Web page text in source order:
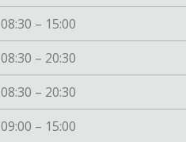
08:30 – 15:00
08:30 – 20:30
08:30 – 20:30
09:00 – 15:00